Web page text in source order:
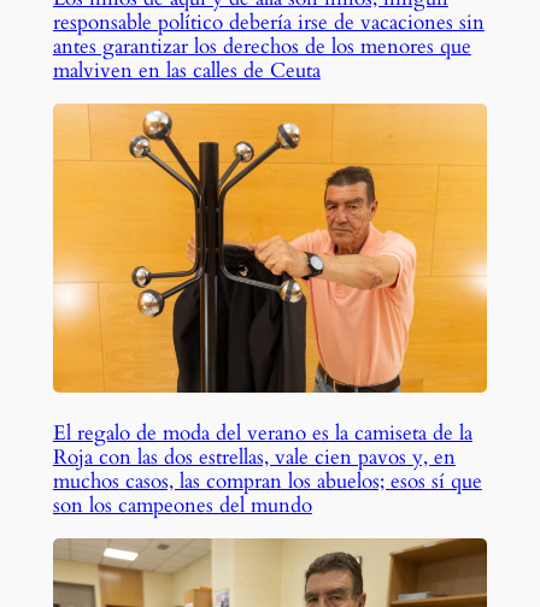
responsable político debería irse de vacaciones sin
antes garantizar los derechos de los menores que
malviven en las calles de Ceuta
El regalo de moda del verano es la camiseta de la
Roja con las dos estrellas, vale cien pavos y, en
muchos casos, las compran los abuelos; esos sí que
son los campeones del mundo